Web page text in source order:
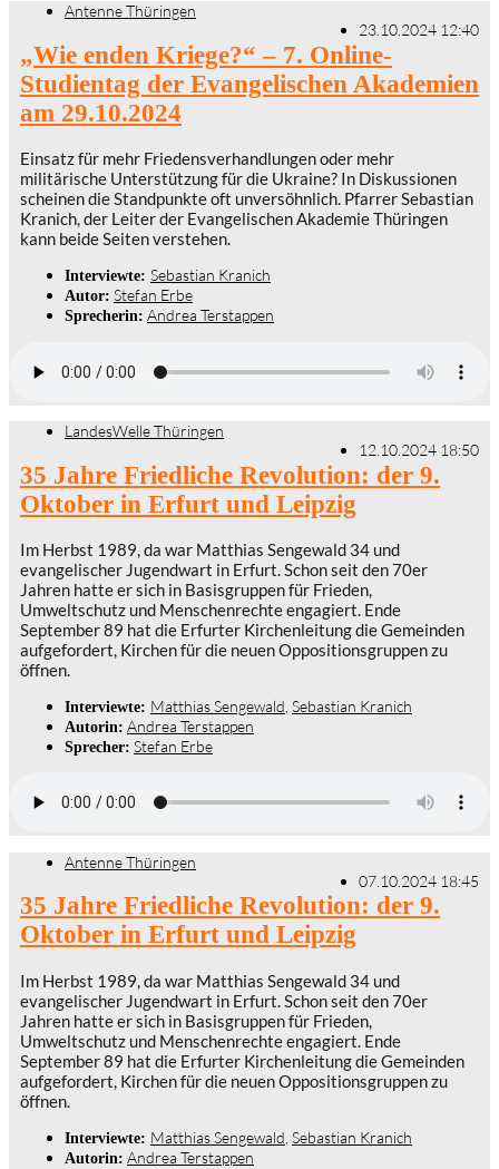
Antenne Thüringen
23.10.2024 12:40
„Wie enden Kriege?“ – 7. Online-
Studientag der Evangelischen Akademien
am 29.10.2024
Einsatz für mehr Friedensverhandlungen oder mehr
militärische Unterstützung für die Ukraine? In Diskussionen
scheinen die Standpunkte oft unversöhnlich. Pfarrer Sebastian
Kranich, der Leiter der Evangelischen Akademie Thüringen
kann beide Seiten verstehen.
Interviewte: Sebastian Kranich
Autor: Stefan Erbe
Sprecherin: Andrea Terstappen
LandesWelle Thüringen
12.10.2024 18:50
35 Jahre Friedliche Revolution: der 9.
Oktober in Erfurt und Leipzig
Im Herbst 1989, da war Matthias Sengewald 34 und
evangelischer Jugendwart in Erfurt. Schon seit den 70er
Jahren hatte er sich in Basisgruppen für Frieden,
Umweltschutz und Menschenrechte engagiert. Ende
September 89 hat die Erfurter Kirchenleitung die Gemeinden
aufgefordert, Kirchen für die neuen Oppositionsgruppen zu
öffnen.
Interviewte: Matthias Sengewald Sebastian Kranich
Autorin: Andrea Terstappen
Sprecher: Stefan Erbe
Antenne Thüringen
07.10.2024 18:45
35 Jahre Friedliche Revolution: der 9.
Oktober in Erfurt und Leipzig
Im Herbst 1989, da war Matthias Sengewald 34 und
evangelischer Jugendwart in Erfurt. Schon seit den 70er
Jahren hatte er sich in Basisgruppen für Frieden,
Umweltschutz und Menschenrechte engagiert. Ende
September 89 hat die Erfurter Kirchenleitung die Gemeinden
aufgefordert, Kirchen für die neuen Oppositionsgruppen zu
öffnen.
Interviewte: Matthias Sengewald Sebastian Kranich
Autorin: Andrea Terstappen